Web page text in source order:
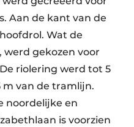
Aan de kant van de
Wat de
gekozen voor
riolering werd tot 5
m van de tramlijn.
noordelijke en
is voorzien